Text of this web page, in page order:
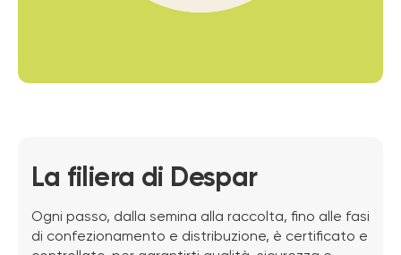
La filiera di Despar
Ogni passo, dalla semina alla raccolta, fino alle fasi
di confezionamento e distribuzione, è certificato e